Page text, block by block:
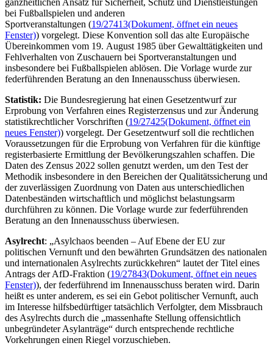
ganzheitlichen Ansatz für Sicherheit, Schutz und Dienstleistungen
bei Fußballspielen und anderen
Sportveranstaltungen (19/27413(Dokument, öffnet ein neues
Fenster)) vorgelegt. Diese Konvention soll das alte Europäische
Übereinkommen vom 19. August 1985 über Gewalttätigkeiten und
Fehlverhalten von Zuschauern bei Sportveranstaltungen und
insbesondere bei Fußballspielen ablösen. Die Vorlage wurde zur
federführenden Beratung an den Innenausschuss überwiesen.
Statistik: Die Bundesregierung hat einen Gesetzentwurf zur
Erprobung von Verfahren eines Registerzensus und zur Änderung
statistikrechtlicher Vorschriften (19/27425(Dokument, öffnet ein
neues Fenster)) vorgelegt. Der Gesetzentwurf soll die rechtlichen
Voraussetzungen für die Erprobung von Verfahren für die künftige
registerbasierte Ermittlung der Bevölkerungszahlen schaffen. Die
Daten des Zensus 2022 sollen genutzt werden, um den Test der
Methodik insbesondere in den Bereichen der Qualitätssicherung und
der zuverlässigen Zuordnung von Daten aus unterschiedlichen
Datenbeständen wirtschaftlich und möglichst belastungsarm
durchführen zu können. Die Vorlage wurde zur federführenden
Beratung an den Innenausschuss überwiesen.
Asylrecht: „Asylchaos beenden – Auf Ebene der EU zur
politischen Vernunft und den bewährten Grundsätzen des nationalen
und internationalen Asylrechts zurückkehren“ lautet der Titel eines
Antrags der AfD-Fraktion (19/27843(Dokument, öffnet ein neues
Fenster)), der federführend im Innenausschuss beraten wird. Darin
heißt es unter anderem, es sei ein Gebot politischer Vernunft, auch
im Interesse hilfsbedürftiger tatsächlich Verfolgter, dem Missbrauch
des Asylrechts durch die „massenhafte Stellung offensichtlich
unbegründeter Asylanträge“ durch entsprechende rechtliche
Vorkehrungen einen Riegel vorzuschieben.